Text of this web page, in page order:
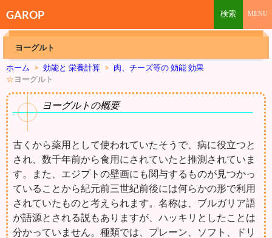
GAROP
ヨーグルト
ホーム > 効能と 栄養計算 > 肉、チーズ等の 効能 効果
☆ヨーグルト
ヨーグルトの概要
古くから薬用として使われていたそうで、病に役立つと
され、数千年前から食用にされていたと推測されていま
す。また、エジプトの壁画にも関与するものが見つかっ
ていることから紀元前三世紀前後には何らかの形で利用
されていたものと考えられます。名称は、ブルガリア語
が語源とされる説もありますが、ハッキリとしたことは
分かっていません。種類では、プレーン、ソフト、ドリ